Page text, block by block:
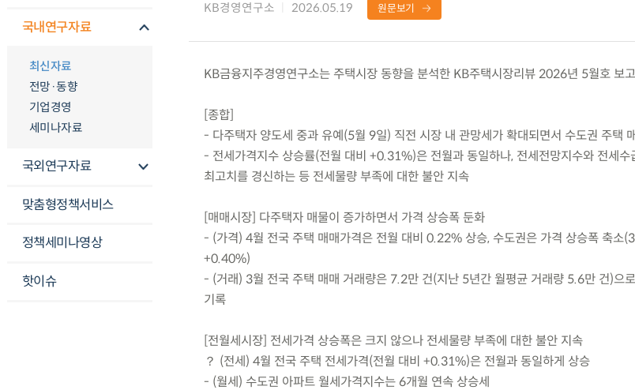
국내연구자료
최신자료
전망·동향
기업경영
세미나자료
국외연구자료
맞춤형정책서비스
정책세미나영상
핫이슈
KB경영연구소 2026.05.19 원문보기
KB금융지주경영연구소는 주택시장 동향을 분석한 KB주택시장리뷰 2026년 5월호 보
[종합]
- 다주택자 양도세 중과 유예(5월 9일) 직전 시장 내 관망세가 확대되면서 수도권 주택
- 전세가격지수 상승률(전월 대비 +0.31%)은 전월과 동일하나, 전세전망지수와 전세수
최고치를 경신하는 등 전세물량 부족에 대한 불안 지속
[매매시장] 다주택자 매물이 증가하면서 가격 상승폭 둔화
- (가격) 4월 전국 주택 매매가격은 전월 대비 0.22% 상승, 수도권은 가격 상승폭 축
+0.40%)
- (거래) 3월 전국 주택 매매 거래량은 7.2만 건(지난 5년간 월평균 거래량 5.6만 건)으
기록
[전월세시장] 전세가격 상승폭은 크지 않으나 전세물량 부족에 대한 불안 지속
？ (전세) 4월 전국 주택 전세가격(전월 대비 +0.31%)은 전월과 동일하게 상승
- (월세) 수도권 아파트 월세가격지수는 6개월 연속 상승세